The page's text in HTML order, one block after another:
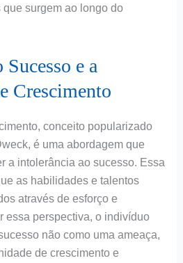
surgem ao longo do
e a
Crescimento
conceito popularizado
é uma abordagem que
a intolerância ao sucesso. Essa
as habilidades e talentos
através de esforço e
essa perspectiva, o indivíduo
não como uma ameaça,
de crescimento e